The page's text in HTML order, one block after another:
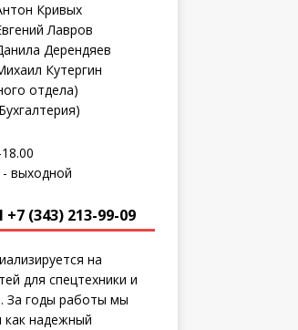
Кривых
Лавров
Дерендяев
Кутергин
отдела)
выходной
(343) 213-99-09
на
для спецтехники и
За годы работы мы
как надежный